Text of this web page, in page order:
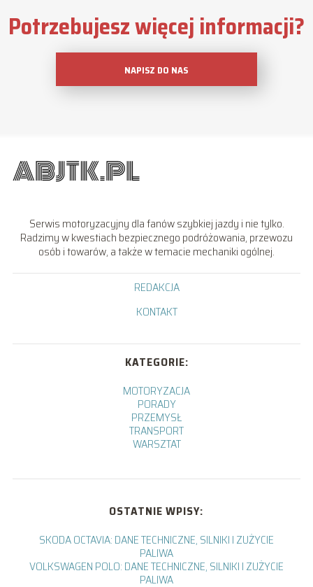
Potrzebujesz więcej informacji?
NAPISZ DO NAS
Serwis motoryzacyjny dla fanów szybkiej jazdy i nie tylko.
Radzimy w kwestiach bezpiecznego podróżowania, przewozu
osób i towarów, a także w temacie mechaniki ogólnej.
REDAKCJA
KONTAKT
KATEGORIE:
MOTORYZACJA
PORADY
PRZEMYSŁ
TRANSPORT
WARSZTAT
OSTATNIE WPISY:
SKODA OCTAVIA: DANE TECHNICZNE, SILNIKI I ZUŻYCIE
PALIWA
VOLKSWAGEN POLO: DANE TECHNICZNE, SILNIKI I ZUŻYCIE
PALIWA